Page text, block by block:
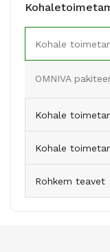
Kohale
OMNIVA
Kohale
Kohale
Rohkem teavet